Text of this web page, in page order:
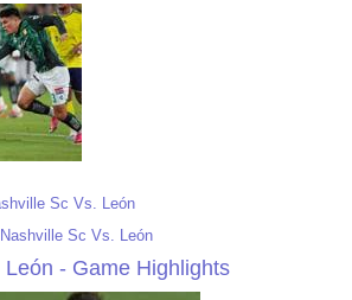
Sc Vs. León
Nashville Sc Vs. León
- Game Highlights